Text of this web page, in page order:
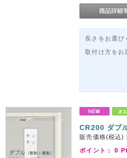
長さをお選
取付け方をお
CR200 ダブ
販売価格(税込)
ポイント：0